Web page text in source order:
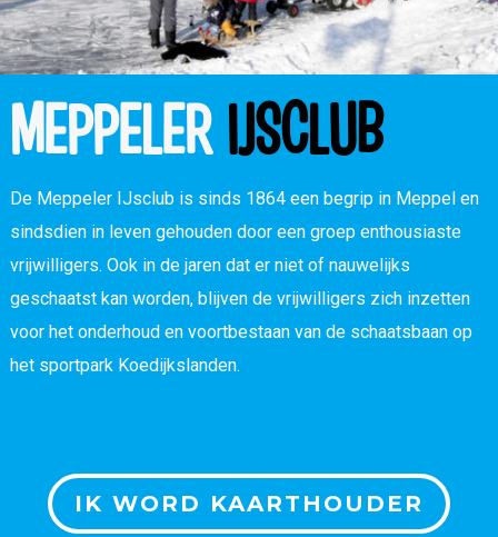
MEPPELERIJSCLUB
De Meppeler IJsclub is sinds 1864 een begrip in Meppel en
sindsdien in leven gehouden door een groep enthousiaste
vrijwilligers. Ook in de jaren dat er niet of nauwelijks
geschaatst kan worden, blijven de vrijwilligers zich inzetten
voor het onderhoud en voortbestaan van de schaatsbaan op
het sportpark Koedijkslanden.
IK WORD KAARTHOUDER